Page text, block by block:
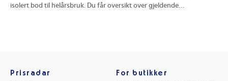
isolert bod til helårsbruk. Du får oversikt over gjeldende
Prisradar For butikker